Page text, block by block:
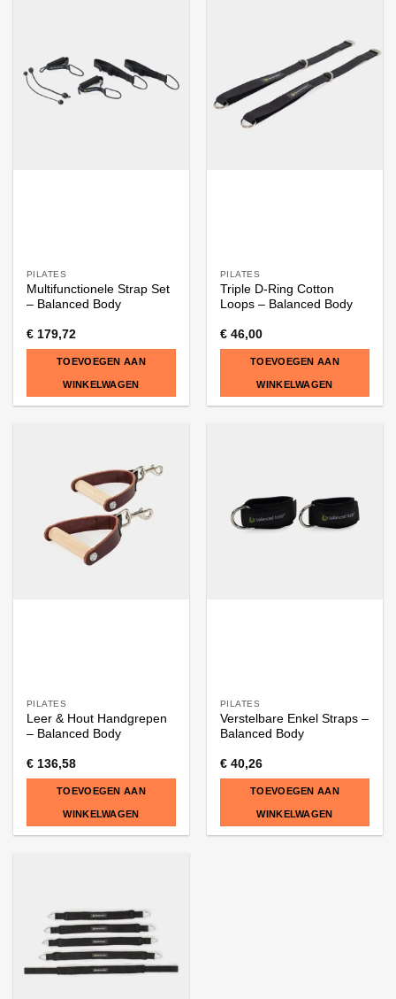
PILATES
Multifunctionele Strap Set
– Balanced Body
€179,72
TOEVOEGEN AAN
WINKELWAGEN
PILATES
Triple D-Ring Cotton
Loops – Balanced Body
€46,00
TOEVOEGEN AAN
WINKELWAGEN
PILATES
Leer & Hout Handgrepen
– Balanced Body
€136,58
TOEVOEGEN AAN
WINKELWAGEN
PILATES
Verstelbare Enkel Straps –
Balanced Body
€40,26
TOEVOEGEN AAN
WINKELWAGEN